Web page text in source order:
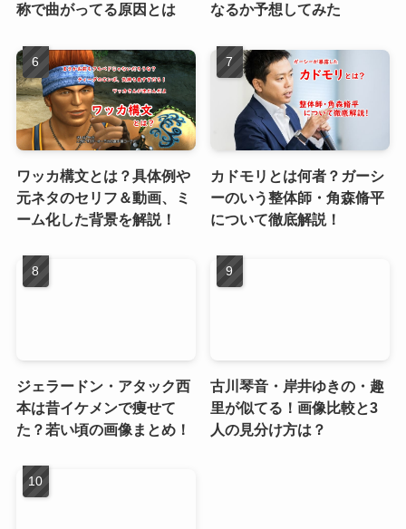
称で曲がってる原因とは
なるか予想してみた
ワッカ構文とは？具体例や
元ネタのセリフ＆動画、ミ
ーム化した背景を解説！
カドモリとは何者？ガーシ
ーのいう整体師・角森脩平
について徹底解説！
ジェラードン・アタック西
本は昔イケメンで痩せて
た？若い頃の画像まとめ！
古川琴音・岸井ゆきの・趣
里が似てる！画像比較と3
人の見分け方は？